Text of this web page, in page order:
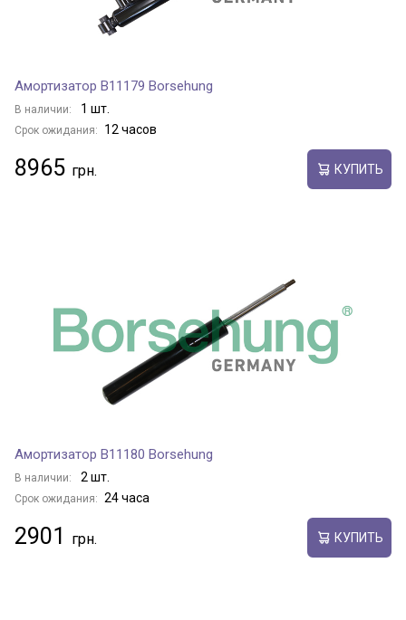
Амортизатор B11179 Borsehung
В наличии: 1 шт.
Срок ожидания: 12 часов
8965 КУПИТЬ
Амортизатор B11180 Borsehung
В наличии: 2 шт.
Срок ожидания: 24 часа
2901 КУПИТЬ